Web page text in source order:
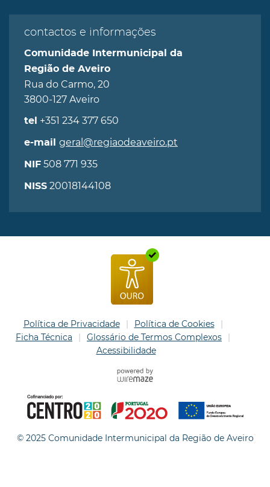
contactos e informações
Comunidade Intermunicipal da
Região de Aveiro
Rua do Carmo, 20
3800-127 Aveiro
tel +351 234 377 650
e-mail geral@regiaodeaveiro.pt
NIF 508 771 935
NISS 20018144108
Política de Privacidade
Política de Cookies
Ficha Técnica
Glossário de Termos Complexos
Acessibilidade
© 2025 Comunidade Intermunicipal da Região de Aveiro